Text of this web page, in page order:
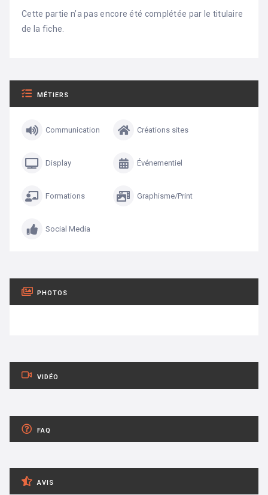
Cette partie n’a pas encore été complétée par le titulaire
de la fiche.
MÉTIERS
Communication Créations sites
Display Événementiel
Formations Graphisme/Print
Social Media
PHOTOS
VIDÉO
FAQ
AVIS